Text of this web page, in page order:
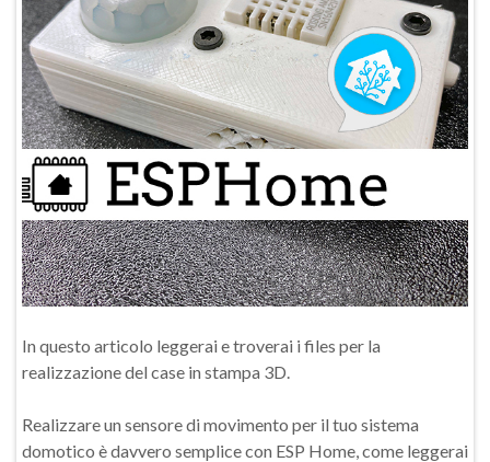
In questo articolo leggerai e troverai i files per la
realizzazione del case in stampa 3D.
Realizzare un sensore di movimento per il tuo sistema
domotico è davvero semplice con ESP Home, come leggerai